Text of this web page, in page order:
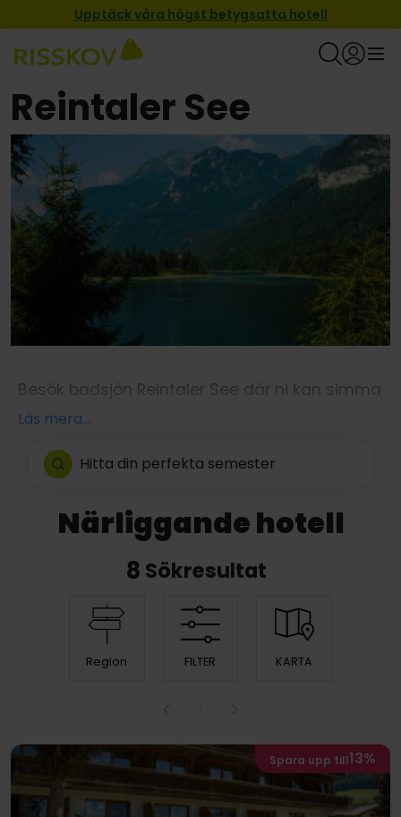
Upptäck våra högst betygsatta hotell
Reintaler See
Besök badsjön Reintaler See där ni kan simma
eller bara bada och samtidigt njuta av de
restauranger och caféer runt sjön.
Läs mera...
Hitta din perfekta semester
Närliggande hotell
8 Sökresultat
Region FILTER KARTA
Spara upp till13%